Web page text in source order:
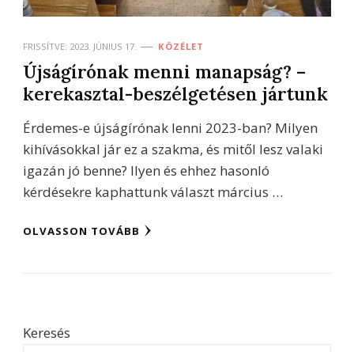
FRISSÍTVE: 2023. JÚNIUS 17. KÖZÉLET
Újságírónak menni manapság? –
kerekasztal-beszélgetésen jártunk
Érdemes-e újságírónak lenni 2023-ban? Milyen
kihívásokkal jár ez a szakma, és mitől lesz valaki
igazán jó benne? Ilyen és ehhez hasonló
kérdésekre kaphattunk választ március …
OLVASSON TOVÁBB
Keresés